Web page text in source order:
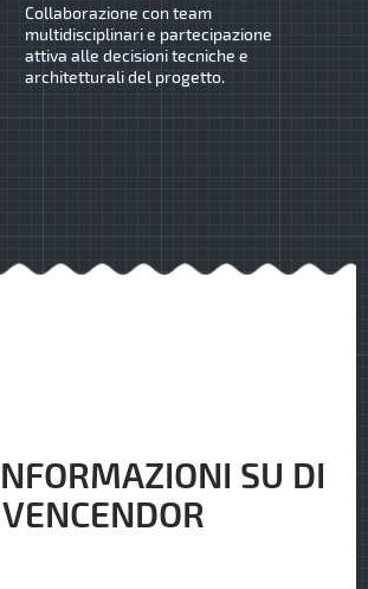
Collaborazione con team
multidisciplinari e partecipazione
attiva alle decisioni tecniche e
architetturali del progetto.
SU DI
VENCENDOR